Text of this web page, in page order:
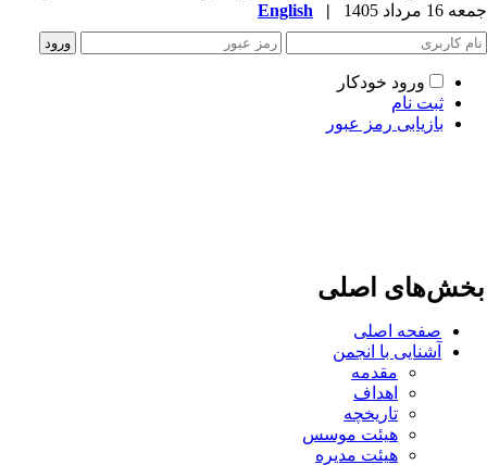
مرداد 1405 |
English
ورود خودکار
ثبت نام
بازیابی رمز عبور
اصلی
صفحه اصلی
آشنایی با انجمن
مقدمه
اهداف
تاریخچه
هیئت موسس
هیئت مدیره